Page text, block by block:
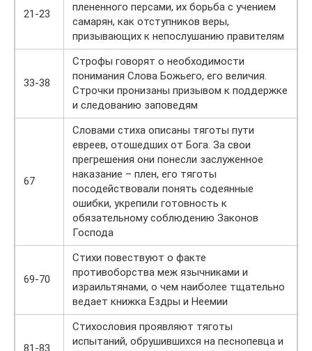
21-23
плененного персами, их борьба с учением
самарян, как отступников веры,
призывающих к непослушанию правителям
33-38
Строфы говорят о необходимости
понимания Слова Божьего, его величия.
Строчки пронизаны призывом к поддержке
и следованию заповедям
67
Словами стиха описаны тяготы пути
евреев, отошедших от Бога. За свои
прегрешения они понесли заслуженное
наказание – плен, его тяготы
посодействовали понять содеянные
ошибки, укрепили готовность к
обязательному соблюдению Законов
Господа
69-70
Стихи повествуют о факте
противоборства меж язычниками и
израильтянами, о чем наиболее тщательно
ведает книжка Ездры и Неемии
81-83
Стихословия проявляют тяготы
испытаний, обрушившихся на песнопевца и